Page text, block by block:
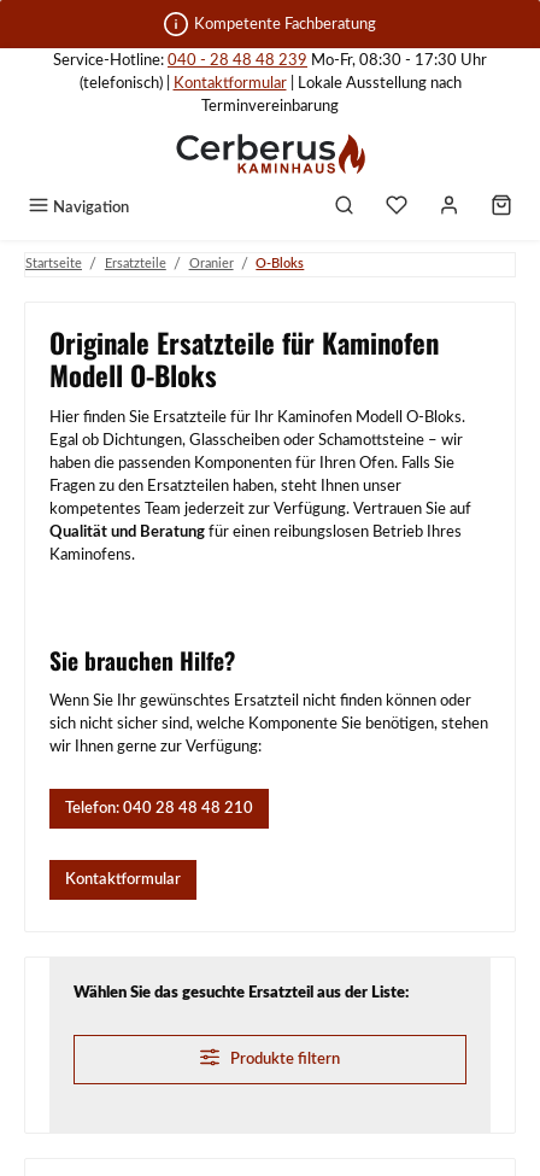
Zum Hauptinhalt springen Kompetente Fachberatung
Service-Hotline: 040 - 28 48 48 239 Mo-Fr, 08:30 - 17:30 Uhr
(telefonisch) |
Kontaktformular| Lokale Ausstellung nach
Terminvereinbarung
Navigation
Startseite / Ersatzteile / Oranier / O-Bloks
Originale Ersatzteile für Kaminofen
Modell O-Bloks
Hier finden Sie Ersatzteile für Ihr Kaminofen Modell O-Bloks.
Egal ob Dichtungen, Glasscheiben oder Schamottsteine – wir
haben die passenden Komponenten für Ihren Ofen. Falls Sie
Fragen zu den Ersatzteilen haben, steht Ihnen unser
kompetentes Team jederzeit zur Verfügung. Vertrauen Sie auf
Qualität und Beratung für einen reibungslosen Betrieb Ihres
Kaminofens.
Sie brauchen Hilfe?
Wenn Sie Ihr gewünschtes Ersatzteil nicht finden können oder
sich nicht sicher sind, welche Komponente Sie benötigen, stehen
wir Ihnen gerne zur Verfügung:
Telefon: 040 28 48 48 210
Kontaktformular
Wählen Sie das gesuchte Ersatzteil aus der Liste:
Produkte filtern